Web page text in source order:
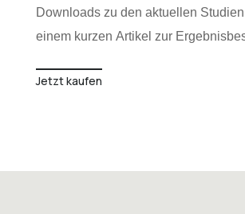
Downloads zu den aktuellen
einem kurzen Artikel zur
Jetzt kaufen